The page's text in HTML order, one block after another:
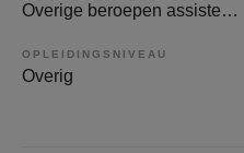
Overige beroepen assistenten
OPLEIDINGSNIVEAU
Overig